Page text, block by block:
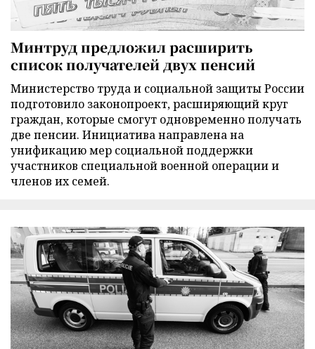
Минтруд предложил расширить
список получателей двух пенсий
Министерство труда и социальной защиты России
подготовило законопроект, расширяющий круг
граждан, которые смогут одновременно получать
две пенсии. Инициатива направлена на
унификацию мер социальной поддержки
участников специальной военной операции и
членов их семей.